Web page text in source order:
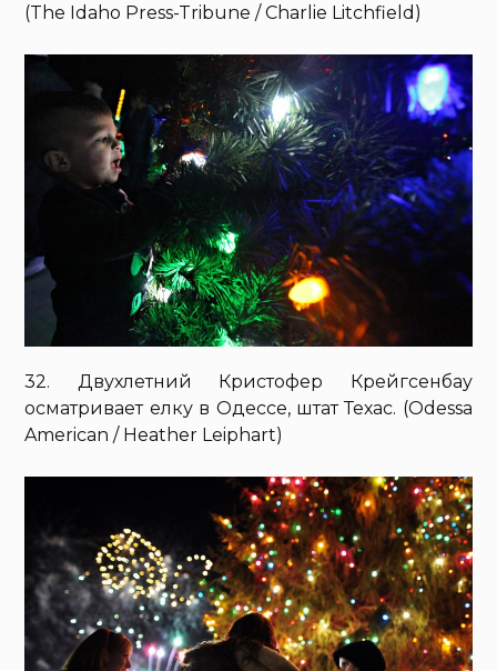
(The Idaho Press-Tribune / Charlie Litchfield)
32. Двухлетний Кристофер Крейгсенбау
осматривает елку в Одессе, штат Техас. (Odessa
American / Heather Leiphart)